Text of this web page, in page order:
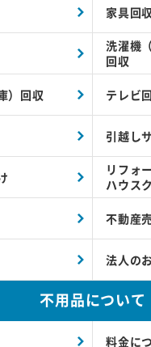
家具回収
洗濯機
回収
）回収 テレビ
引越し
リフォ
ハウス
不動産
法人の
不用品について
料金に